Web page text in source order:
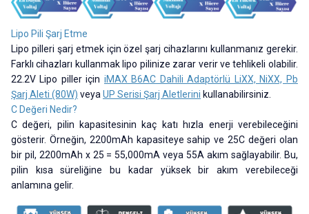
Lipo Pili Şarj Etme
Lipo pilleri şarj etmek için özel şarj cihazlarını kullanmanız gerekir.
Farklı cihazları kullanmak lipo pilinize zarar verir ve tehlikeli olabilir.
22.2V Lipo piller için iMAX B6AC Dahili Adaptörlü LiXX, NiXX, Pb
Şarj Aleti (80W) veya UP Serisi Şarj Aletlerini kullanabilirsiniz.
C Değeri Nedir?
C değeri, pilin kapasitesinin kaç katı hızla enerji verebileceğini
gösterir. Örneğin, 2200mAh kapasiteye sahip ve 25C değeri olan
bir pil, 2200mAh x 25 = 55,000mA veya 55A akım sağlayabilir. Bu,
pilin kısa süreliğine bu kadar yüksek bir akım verebileceği
anlamına gelir.